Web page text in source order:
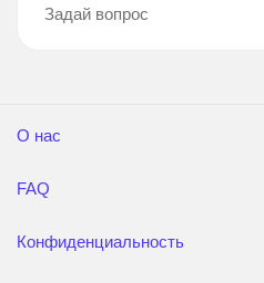
Задай вопрос
О нас
FAQ
Конфиденциальность